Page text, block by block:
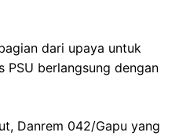
dari upaya untuk
PSU berlangsung dengan
Danrem 042/Gapu yang